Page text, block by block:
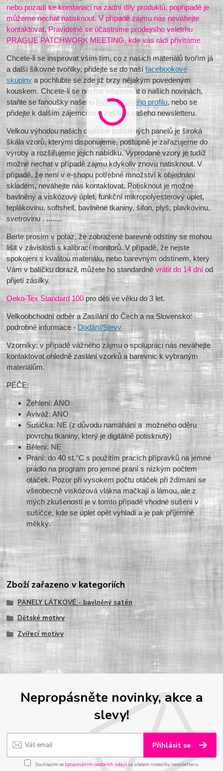
nebo pozadí ke kombinaci na zadní díly produktů, popřípadě je
můžeme nechat natisknout. V případě zájmu nás neváhejte
kontaktovat. Pravidelně se účastníme prodejního veletrhu
PRAGUE PATCHWORK MEETING, kde vás rádi přivítáme.
Chcete-li se inspirovat vším tím, co z našich materiálů tvořím já
a další šikovné tvořilky, přidejte se do našífacebookové
skupiny a pochlubte se zde již brzy nějakým povedeným
kouskem. Chcete-li se nechat informovat o našich novinách,
staňte se fanoušky našehofacebookového profilu, nebo se
přidejte k dalším zájemcům o zasílání našeho newsletteru.
Velkou výhodou našich digitálně potištěných panelů je široká
škála vzorů, kterými disponujeme, postupně je zařazujeme do
výroby a rozšiřujeme jejich nabídku. Vyprodané vzory je tudíž
možné nechat v případě zájmu kdykoliv znovu natisknout. V
případě, že není v e-shopu potřebné množství k objednání
skladem, neváhejte nás kontaktovat. Potisknout je možné
bavlněný a viskózový úplet, funkční mikropolyesterový úplet,
teplákovinu, softshell, bavlněné tkaniny, šifon, plyš, plavkovinu,
svetrovinu . ........
Berte prosím v potaz, že zobrazené barevné odstíny se mohou
lišit v závislosti s kalibrací monitorů. V případě, že nejste
spokojeni s kvalitou materiálu, nebo barevným odstínem, který
Vám v balíčku dorazil, můžete ho standardněvrátit do 14 dní od
přijetí zásilky.
Oeko-Tex Standard 100pro děti ve věku do 3 let.
Velkoobchodní odběr a Zasílání do Čech a na Slovensko:
podrobné informace - Dodání/Slevy
Vzorníky: v případě vážného zájmu o spolupráci nás neváhejte
kontaktovat ohledně zaslání vzorků a barevnic k vybraným
materiálům.
PÉČE:
Žehlení: ANO
Aviváž: ANO
Sušička: NE (z důvodu namáhání a možného oděru
povrchu tkaniny, který je digitálně potisknutý)
Bělení: NE
Praní: do 40 st.°C s použitím pracích přípravků na jemné
prádlo na program pro jemné praní s nízkým počtem
otáček. Pozor při vysokém počtu otáček při ždímání se
všeobecně viskózová vlákna mačkají a lámou, ale z
mých zkušeností je v tomto případě vhodné sušení v
sušičce, kde se úplet opět vyhladí a je pak příjemně
měkký.
Zboží zařazeno v kategoriích
PANELY LÁTKOVÉ - bavlněný satén
Dětské motivy
Zvířecí motivy
Nepropásněte novinky, akce a
slevy!
Přihlásit se
Souhlasím se zpracováním osobních údajůza účelem rozesílky newsletteru.